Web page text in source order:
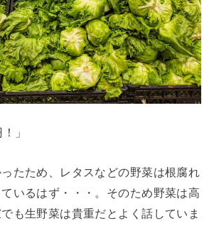
」
たため、レタスなどの野菜は根腐れ
いるはず・・・。そのため野菜は高
も生野菜は貴重だとよく話していま